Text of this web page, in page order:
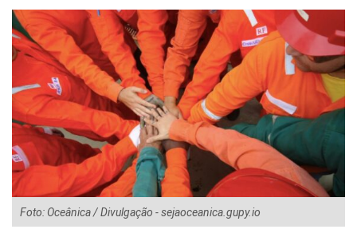
Foto: Oceânica / Divulgação - sejaoceanica.gupy.io